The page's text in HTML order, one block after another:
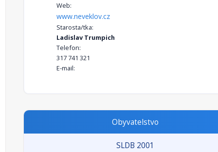
Web:
www.neveklov.cz
Starosta/tka:
Ladislav Trumpich
Telefon:
317 741 321
E-mail:
Obyvatelstvo
SLDB 2001